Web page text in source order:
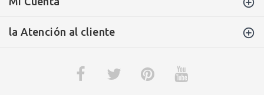
la Atención al cliente